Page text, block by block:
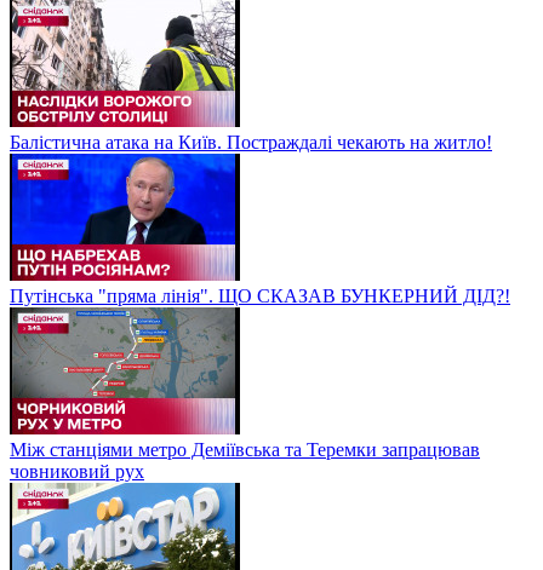
Балістична атака на Київ. Постраждалі чекають на житло!
Путінська "пряма лінія". ЩО СКАЗАВ БУНКЕРНИЙ ДІД?!
Між станціями метро Деміївська та Теремки запрацював
човниковий рух